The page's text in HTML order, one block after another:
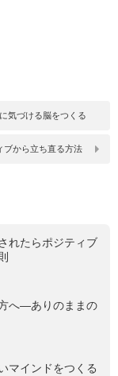
気づける脳をつくる
から立ち直る方法
れたらポジティブ
へ―ありのままの
マインドをつくる